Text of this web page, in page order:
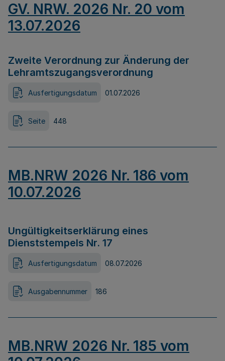
GV. NRW. 2026 Nr. 20 vom
13.07.2026
Zweite Verordnung zur Änderung der
Lehramtszugangsverordnung
Ausfertigungsdatum 01.07.2026
Seite 448
MB.NRW 2026 Nr. 186 vom
10.07.2026
Ungültigkeitserklärung eines
Dienststempels Nr. 17
Ausfertigungsdatum 08.07.2026
Ausgabennummer 186
MB.NRW 2026 Nr. 185 vom